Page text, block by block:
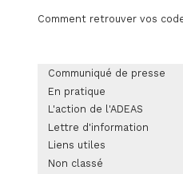
Comment retrouver vos
Communiqué de presse
En pratique
L'action de l'ADEAS
Lettre d'information
Liens utiles
Non classé